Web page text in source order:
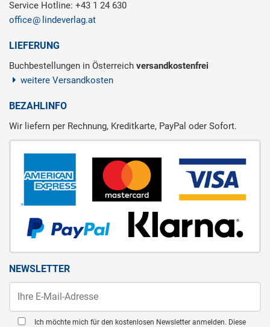
Service Hotline: +43 1 24 630
office
lindeverlag.at
LIEFERUNG
Buchbestellungen in Österreich versandkostenfrei
weitere Versandkosten
BEZAHLINFO
Wir liefern per Rechnung, Kreditkarte, PayPal oder Sofort.
NEWSLETTER
Ich möchte mich für den kostenlosen Newsletter anmelden. Diese